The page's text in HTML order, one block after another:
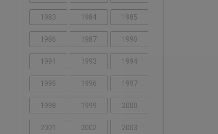
1983 1984 1985
1986 1987 1990
1991 1993 1994
1995 1996 1997
1998 1999 2000
2001 2002 2003